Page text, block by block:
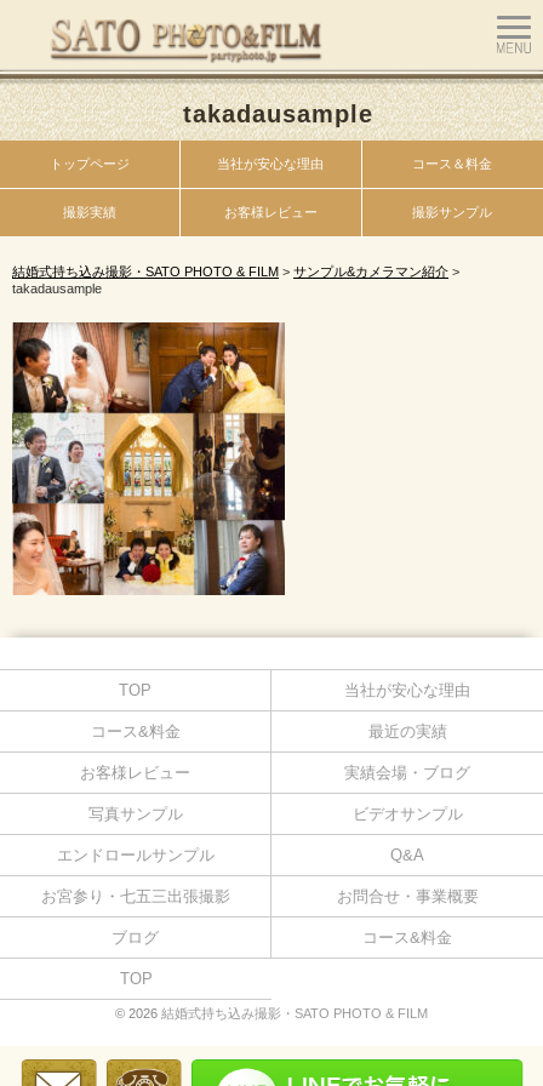
takadausample
トップページ 当社が安心な理由 コース＆料金
撮影実績 お客様レビュー 撮影サンプル
結婚式持ち込み撮影・SATO PHOTO & FILM > サンプル&カメラマン紹介 >
takadausample
TOP 当社が安心な理由
コース&料金 最近の実績
お客様レビュー 実績会場・ブログ
写真サンプル ビデオサンプル
エンドロールサンプル Q&A
お宮参り・七五三出張撮影 お問合せ・事業概要
ブログ コース&料金
TOP
© 2026 結婚式持ち込み撮影・SATO PHOTO & FILM